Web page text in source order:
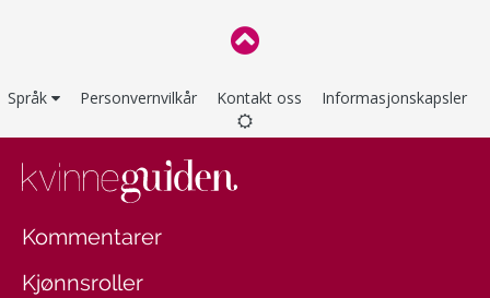
Språk Personvernvilkår Kontakt oss Informasjonskapsler
Kommentarer
Kjønnsroller